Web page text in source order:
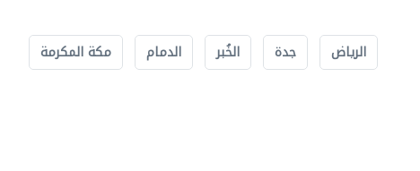
الرياض جدة الخُبر الدمام مكة المكرمة